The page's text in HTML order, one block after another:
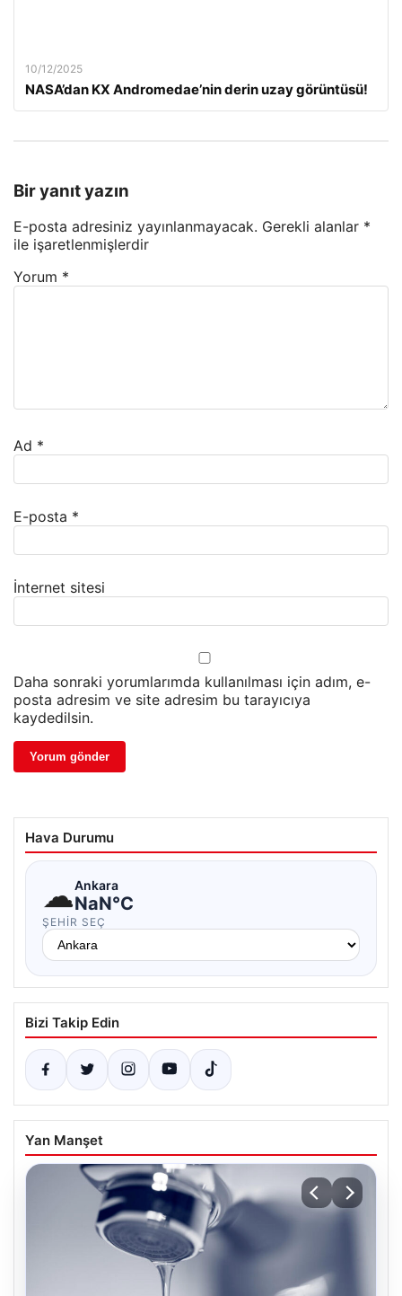
10/12/2025
NASA’dan KX Andromedae’nin derin uzay görüntüsü!
Bir yanıt yazın
E-posta adresiniz yayınlanmayacak. Gerekli alanlar *
ile işaretlenmişlerdir
Yorum *
Ad *
E-posta *
İnternet sitesi
Daha sonraki yorumlarımda kullanılması için adım, e-
posta adresim ve site adresim bu tarayıcıya
kaydedilsin.
Hava Durumu
☁Ankara
NaN°C
ŞEHIR SEÇ
Bizi Takip Edin
Yan Manşet